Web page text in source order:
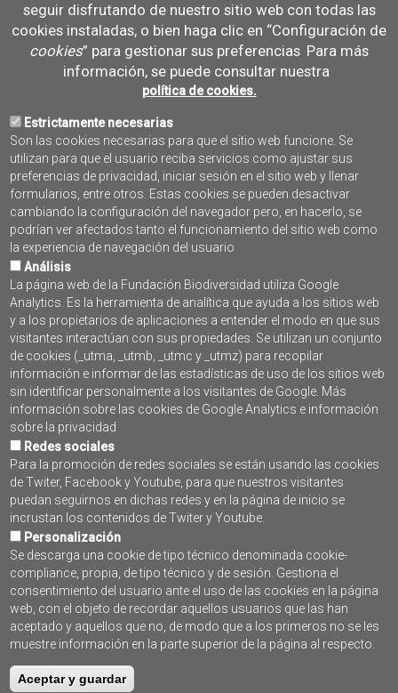
Año de edición:
2021
Organización:
Instituto de Investigaciones Marinas (CSIC)
Autores:
Instituto de Investigaciones Marinas (CSIC)
Idioma:
ES
Publico objetivo:
Administración pública
Agentes políticos
Profesionales
Finalidad principal:
Informativa
SUSCRÍBETE AL BOLETÍN
PROGRAMA PLEAMAR
Contacto
Accesibilidad
Aviso Legal
seguir disfrutando de nuestro sitio web con todas las
cookies instaladas, o bien haga clic en “Configuración de
cookies” para gestionar sus preferencias Para más
información, se puede consultar nuestra
política de cookies.
Estrictamente necesarias
Son las cookies necesarias para que el sitio web funcione. Se
utilizan para que el usuario reciba servicios como ajustar sus
preferencias de privacidad, iniciar sesión en el sitio web y llenar
formularios, entre otros. Estas cookies se pueden desactivar
cambiando la configuración del navegador pero, en hacerlo, se
podrían ver afectados tanto el funcionamiento del sitio web como
la experiencia de navegación del usuario
Análisis
La página web de la Fundación Biodiversidad utiliza Google
Analytics. Es la herramienta de analítica que ayuda a los sitios web
y a los propietarios de aplicaciones a entender el modo en que sus
visitantes interactúan con sus propiedades. Se utilizan un conjunto
de cookies (_utma, _utmb, _utmc y _utmz) para recopilar
información e informar de las estadísticas de uso de los sitios web
sin identificar personalmente a los visitantes de Google. Más
información sobre las cookies de Google Analytics e información
sobre la privacidad
Redes sociales
Para la promoción de redes sociales se están usando las cookies
de Twiter, Facebook y Youtube, para que nuestros visitantes
puedan seguirnos en dichas redes y en la página de inicio se
incrustan los contenidos de Twiter y Youtube.
Personalización
Se descarga una cookie de tipo técnico denominada cookie-
compliance, propia, de tipo técnico y de sesión. Gestiona el
consentimiento del usuario ante el uso de las cookies en la página
web, con el objeto de recordar aquellos usuarios que las han
aceptado y aquellos que no, de modo que a los primeros no se les
muestre información en la parte superior de la página al respecto.
Aceptar y guardar